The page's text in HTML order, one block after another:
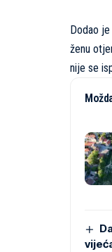
Dodao
ženu
nije se